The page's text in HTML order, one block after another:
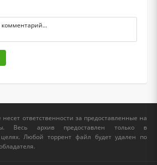
ответственности за предоставленные на
Весь архив предоставлен только в
Любой торрент файл будет удален по